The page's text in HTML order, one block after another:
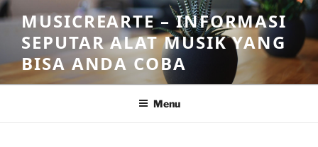
Skip
to
content
MUSICREARTE – INFORMASI
SEPUTAR ALAT MUSIK YANG
BISA ANDA COBA
Menu